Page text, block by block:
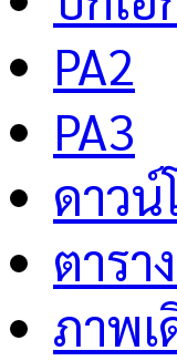
PA2
PA3
ดาวน์
ตาร
ภาพ